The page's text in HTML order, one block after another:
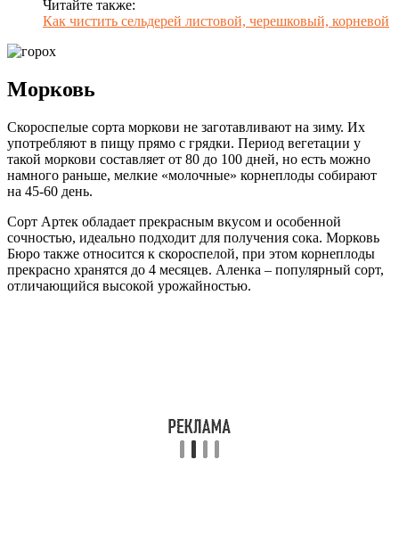
Читайте также:
Как чистить сельдерей листовой, черешковый, корневой
Морковь
Скороспелые сорта моркови не заготавливают на зиму. Их
употребляют в пищу прямо с грядки. Период вегетации у
такой моркови составляет от 80 до 100 дней, но есть можно
намного раньше, мелкие «молочные» корнеплоды собирают
на 45-60 день.
Сорт Артек обладает прекрасным вкусом и особенной
сочностью, идеально подходит для получения сока. Морковь
Бюро также относится к скороспелой, при этом корнеплоды
прекрасно хранятся до 4 месяцев. Аленка – популярный сорт,
отличающийся высокой урожайностью.